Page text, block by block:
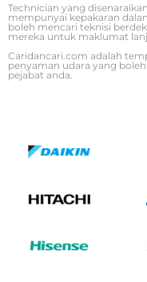
Technician yang
mempunyai kepakaran
boleh mencari teknisi
mereka untuk maklumat
Caridancari.com adalah
penyaman udara yang
pejabat anda.